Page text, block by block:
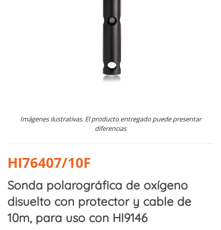
Imágenes ilustrativas. El producto entregado puede presentar
diferencias
HI76407/10F
Sonda polarográfica de oxígeno
disuelto con protector y cable de
10m, para uso con HI9146